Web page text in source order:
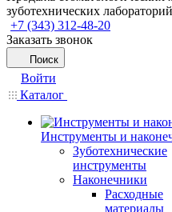
зуботехнических
+7 (343) 312-48-20
Заказать звонок
Поиск
Войти
Каталог
Инструменты и
Зуботехнические
инструменты
Наконечники
Расходные
материалы